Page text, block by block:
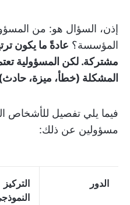
إذن، السؤال هو: من
المؤسسة؟ عادةً ما يكون
مشتركة. لكن المسؤولية
المشكلة (خطأ، ميزة،
فيما يلي تفصيل للأشخاص
مسؤولين عن ذلك:
الدور
التركيز